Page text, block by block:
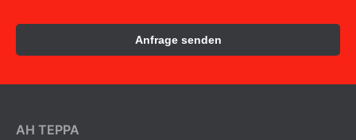
Anfrage senden
AH ТEPPA